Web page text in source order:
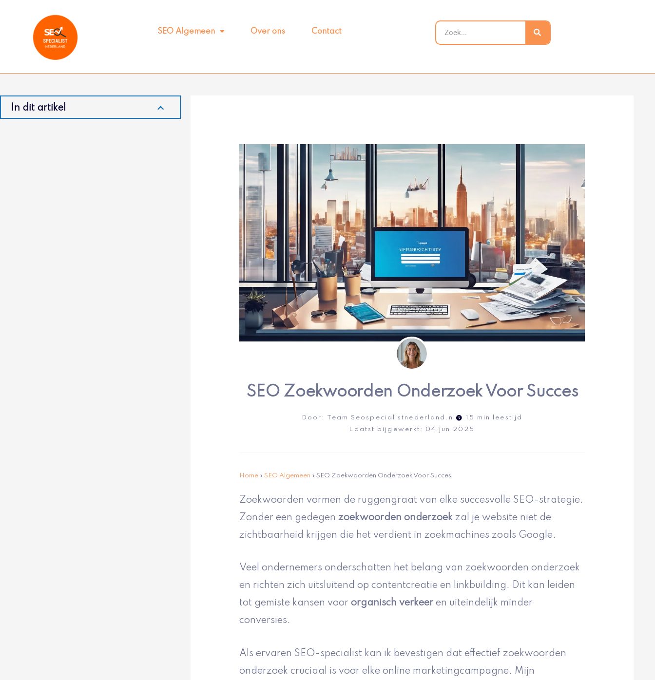
SEO Algemeen Over ons Contact
Zoeken
In dit artikel
SEO Zoekwoorden Onderzoek Voor Succes
Door: Team Seospecialistnederland.nl
15 min leestijd
Laatst bijgewerkt:
04 jun 2025
Home » SEO Algemeen » SEO Zoekwoorden Onderzoek Voor Succes
Zoekwoorden vormen de ruggengraat van elke succesvolle SEO-strategie.
Zonder een gedegen zoekwoorden onderzoek zal je website niet de
zichtbaarheid krijgen die het verdient in zoekmachines zoals Google.
Veel ondernemers onderschatten het belang van zoekwoorden onderzoek
en richten zich uitsluitend op contentcreatie en linkbuilding. Dit kan leiden
tot gemiste kansen voor organisch verkeer en uiteindelijk minder
conversies.
Als ervaren SEO-specialist kan ik bevestigen dat effectief zoekwoorden
onderzoek cruciaal is voor elke online marketingcampagne. Mijn